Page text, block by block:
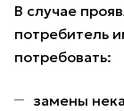
В случае
потребитель
потребовать:
замены